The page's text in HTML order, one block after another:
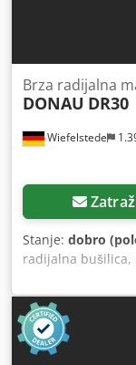
Wiefelstede
Brza radijalna
DONAU DR30
Stanje: dobro
radijalna
bušilica, brzo
-Projekcija: 930
MK4 - Snaga
Kolone: Ø 200
prisluškivanje: